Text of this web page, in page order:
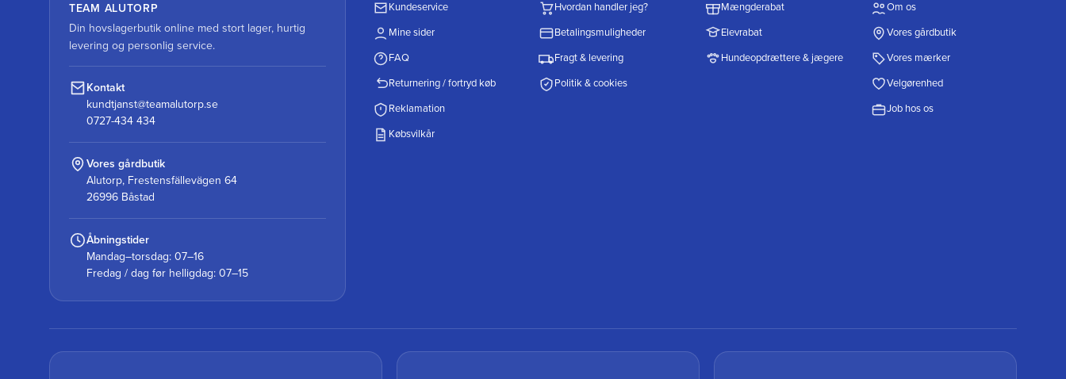
TEAM ALUTORP
Din hovslagerbutik online med stort lager, hurtig
levering og personlig service.
Kontakt
kundtjanst@teamalutorp.se
0727-434 434
Vores gårdbutik
Alutorp, Frestensfällevägen 64
26996 Båstad
Åbningstider
Mandag–torsdag: 07–16
Fredag / dag før helligdag: 07–15
Kundeservice
Mine sider
FAQ
Returnering / fortryd køb
Reklamation
Købsvilkår
Hvordan handler jeg?
Betalingsmuligheder
Fragt & levering
Politik & cookies
Mængderabat
Elevrabat
Hundeopdrættere & jægere
Om os
Vores gårdbutik
Vores mærker
Velgørenhed
Job hos os